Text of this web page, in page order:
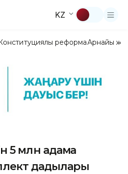
KZ
реформаАрнайы
5 млн адамға
дағдылары